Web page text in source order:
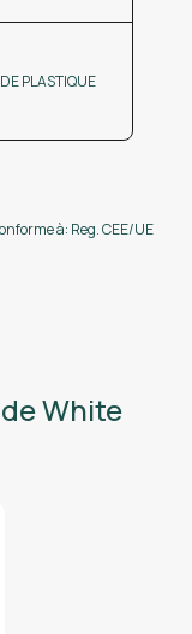
PLASTIQUE
à: Reg. CEE/UE
White